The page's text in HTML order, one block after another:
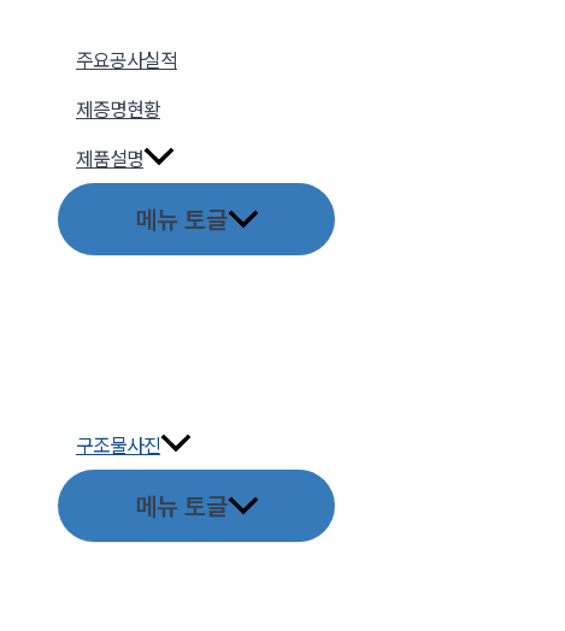
주요공사실적
제증명현황
제품설명
메뉴 토글
구조물사진
메뉴 토글